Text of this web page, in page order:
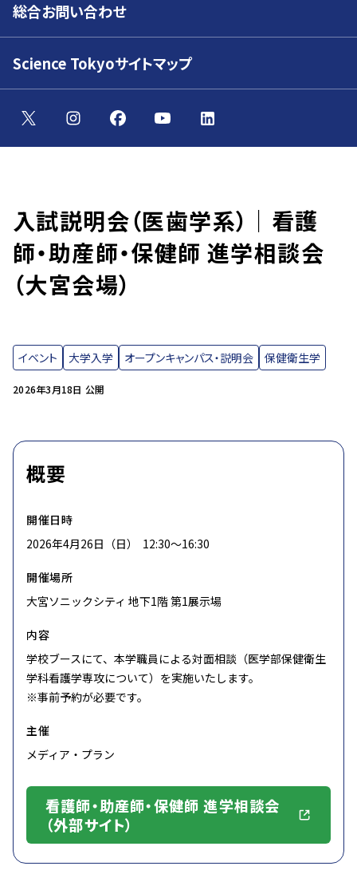
総合お問い合わせ
Science Tokyoサイトマップ
入試説明会（医歯学系）｜看護
師・助産師・保健師 進学相談会
（大宮会場）
2026年3月18日 公開
イベント 大学入学 オープンキャンパス・説明会 保健衛生学
概要
開催日時
2026年4月26日（日） 12:30〜16:30
開催場所
大宮ソニックシティ 地下1階 第1展示場
内容
学校ブースにて、本学職員による対面相談（医学部保健衛生
学科看護学専攻について）を実施いたします。
※事前予約が必要です。
主催
メディア・プラン
看護師・助産師・保健師 進学相談会
（外部サイト）